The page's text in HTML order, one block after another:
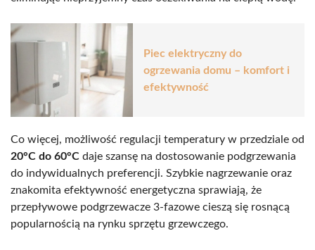
Piec elektryczny do
ogrzewania domu – komfort i
efektywność
Co więcej, możliwość regulacji temperatury w przedziale od
20°C do 60°C daje szansę na dostosowanie podgrzewania
do indywidualnych preferencji. Szybkie nagrzewanie oraz
znakomita efektywność energetyczna sprawiają, że
przepływowe podgrzewacze 3-fazowe cieszą się rosnącą
popularnością na rynku sprzętu grzewczego.